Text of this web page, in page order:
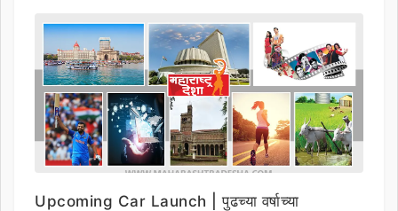
Upcoming Car Launch | पुढच्या वर्षाच्या